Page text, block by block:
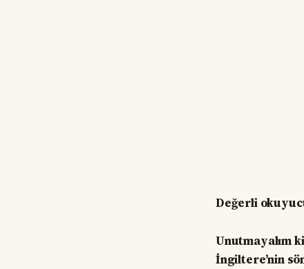
Değerli
Unutmayalım
İngiltere’nin